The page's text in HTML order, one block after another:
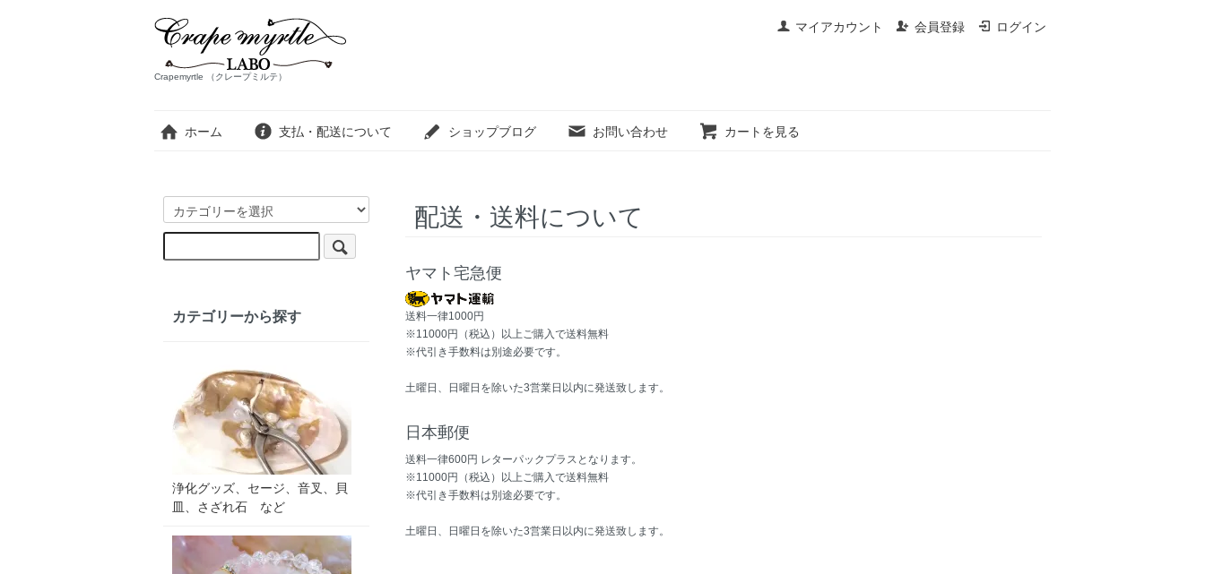
マイアカウント 会員登録 ログイン
Crapemyrtle （クレープミルテ）
ホーム 支払・配送について ショップブログ お問い合わせ カートを見る
配送・送料について
ヤマト宅急便
送料一律1000円
※11000円（税込）以上ご購入で送料無料
※代引き手数料は別途必要です。
土曜日、日曜日を除いた3営業日以内に発送致します。
日本郵便
送料一律600円 レターパックプラスとなります。
※11000円（税込）以上ご購入で送料無料
※代引き手数料は別途必要です。
土曜日、日曜日を除いた3営業日以内に発送致します。
カテゴリーから探す
浄化グッズ、セージ、音叉、貝
皿、さざれ石 など